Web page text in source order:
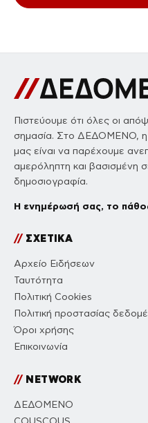
Πιστεύουμε ότι όλες οι
σημασία. Στο ΔΕΔΟΜΕΝΟ, η
μας είναι να παρέχουμε
αμερόληπτη και βασισμένη
δημοσιογραφία.
Η ενημέρωσή σας, το
//ΣΧΕΤΙΚΑ
Αρχείο Ειδήσεων
Ταυτότητα
Πολιτική Cookies
Πολιτική προστασίας
Όροι χρήσης
Επικοινωνία
//NETWORK
ΔΕΔΟΜΕΝΟ